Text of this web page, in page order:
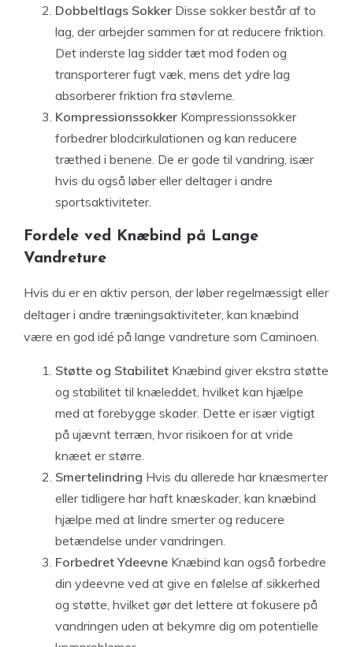
Dobbeltlags Sokker Disse sokker består af to
lag, der arbejder sammen for at reducere friktion.
Det inderste lag sidder tæt mod foden og
transporterer fugt væk, mens det ydre lag
absorberer friktion fra støvlerne.
Kompressionssokker Kompressionssokker
forbedrer blodcirkulationen og kan reducere
træthed i benene. De er gode til vandring, især
hvis du også løber eller deltager i andre
sportsaktiviteter.
Fordele ved Knæbind på Lange
Vandreture
Hvis du er en aktiv person, der løber regelmæssigt eller
deltager i andre træningsaktiviteter, kan knæbind
være en god idé på lange vandreture som Caminoen.
Støtte og Stabilitet Knæbind giver ekstra støtte
og stabilitet til knæleddet, hvilket kan hjælpe
med at forebygge skader. Dette er især vigtigt
på ujævnt terræn, hvor risikoen for at vride
knæet er større.
Smertelindring Hvis du allerede har knæsmerter
eller tidligere har haft knæskader, kan knæbind
hjælpe med at lindre smerter og reducere
betændelse under vandringen.
Forbedret Ydeevne Knæbind kan også forbedre
din ydeevne ved at give en følelse af sikkerhed
og støtte, hvilket gør det lettere at fokusere på
vandringen uden at bekymre dig om potentielle